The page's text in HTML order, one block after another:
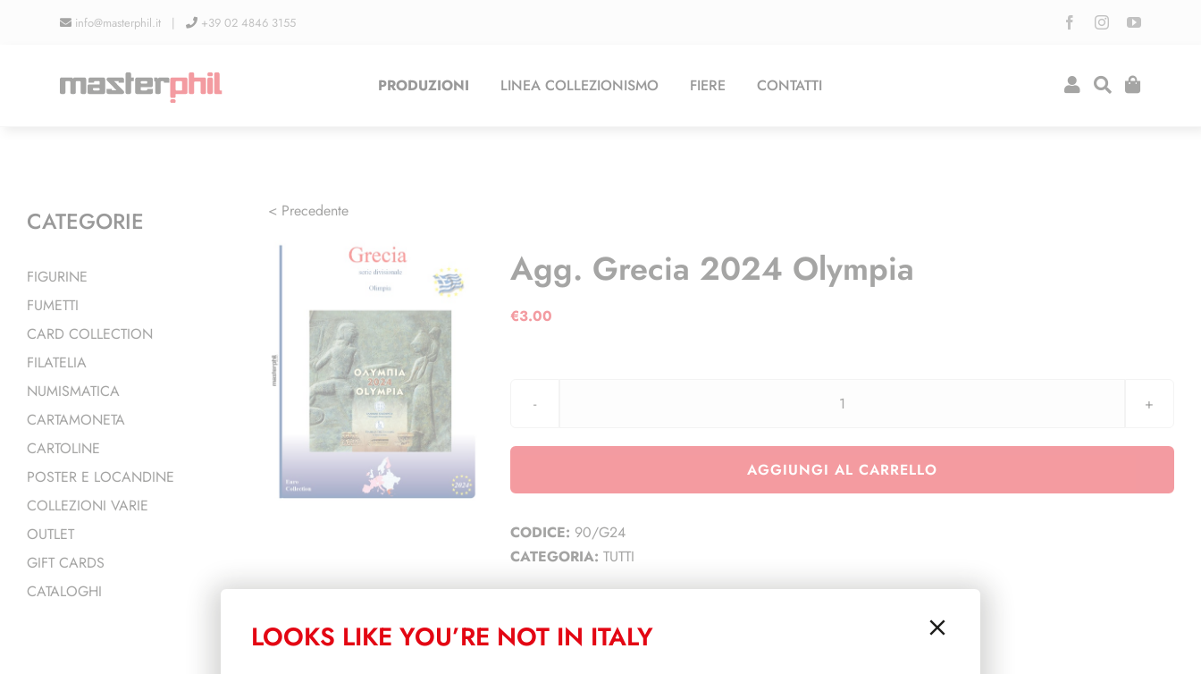
info@masterphil.it | +39 02 4846 3155
PRODUZIONI LINEA COLLEZIONISMO FIERE CONTATTI
< Precedente
Agg. Grecia 2024 Olympia
€3.00
Agg.
2024
AGGIUNGI AL CARRELLO
CODICE: 90/G24
CATEGORIA: TUTTI
PRODOTTI CORRELATI
CATEGORIE
FIGURINE
FUMETTI
CARD COLLECTION
FILATELIA
NUMISMATICA
CARTAMONETA
CARTOLINE
POSTER E LOCANDINE
COLLEZIONI VARIE
OUTLET
GIFT CARDS
CATALOGHI
LOOKS LIKE YOU’RE NOT IN ITALY